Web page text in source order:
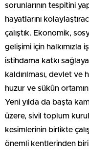
sorunlarının tespitini
hayatlarını
çalıştık. Ekonomik,
gelişimi için halkımızla
istihdama katkı
kaldırılması, devlet ve
huzur ve sükûn
Yeni yılda da başta
üzere, sivil toplum
kesimlerinin birlikte
önemli kentlerinden